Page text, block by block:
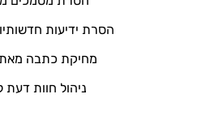
הסרת ידיעות
מחיקת כתבה
ניהול חוות דעת